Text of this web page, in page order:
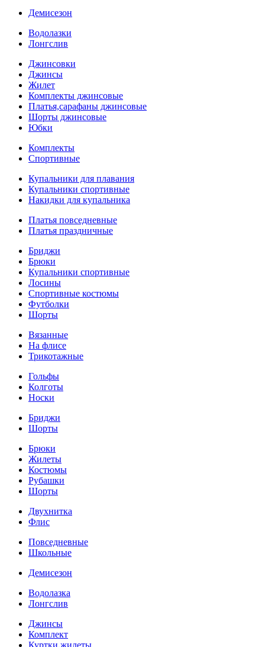
Демисезон
Водолазки
Лонгслив
Джинсовки
Джинсы
Жилет
Комплекты джинсовые
Платья,сарафаны джинсовые
Шорты джинсовые
Юбки
Комплекты
Спортивные
Купальники для плавания
Купальники спортивные
Накидки для купальника
Платья повседневные
Платья праздничные
Бриджи
Брюки
Купальники спортивные
Лосины
Спортивные костюмы
Футболки
Шорты
Вязанные
На флисе
Трикотажные
Гольфы
Колготы
Носки
Бриджи
Шорты
Брюки
Жилеты
Костюмы
Рубашки
Шорты
Двухнитка
Флис
Повседневные
Школьные
Демисезон
Водолазка
Лонгслив
Джинсы
Комплект
Куртки,жилеты